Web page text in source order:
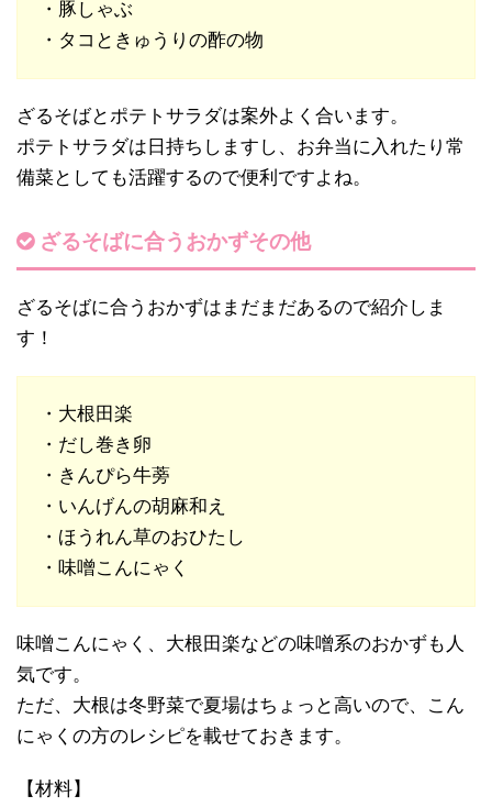
・豚しゃぶ
・タコときゅうりの酢の物
ざるそばとポテトサラダは案外よく合います。
ポテトサラダは日持ちしますし、お弁当に入れたり常
備菜としても活躍するので便利ですよね。
ざるそばに合うおかずその他
ざるそばに合うおかずはまだまだあるので紹介しま
す！
・大根田楽
・だし巻き卵
・きんぴら牛蒡
・いんげんの胡麻和え
・ほうれん草のおひたし
・味噌こんにゃく
味噌こんにゃく、大根田楽などの味噌系のおかずも人
気です。
ただ、大根は冬野菜で夏場はちょっと高いので、こん
にゃくの方のレシピを載せておきます。
【材料】